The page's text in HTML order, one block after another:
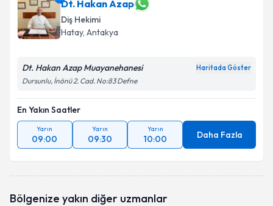
Dt. Hakan Azap
Diş Hekimi
Hatay, Antakya
Dt. Hakan Azap Muayanehanesi Haritada Göster
Dursunlu, İnönü 2. Cad. No:83 Defne
En Yakın Saatler
Yarın
09:00
Yarın
09:30
Yarın
10:00 Daha Fazla
Bölgenize yakın diğer uzmanlar